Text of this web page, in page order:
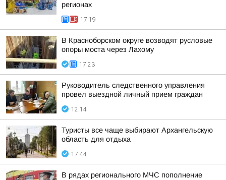
регионах
17:19
В Красноборском округе возводят русловые
опоры моста через Лахому
17:23
Руководитель следственного управления
провел выездной личный прием граждан
12:14
Туристы все чаще выбирают Архангельскую
область для отдыха
17:44
В рядах регионального МЧС пополнение